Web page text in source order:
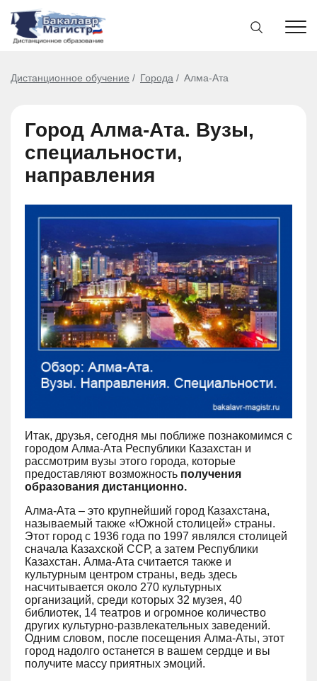
Дистанционное обучение Города Алма-Ата
Город Алма-Ата. Вузы,
специальности,
направления
Итак, друзья, сегодня мы поближе познакомимся с
городом Алма-Ата Республики Казахстан и
рассмотрим вузы этого города, которые
предоставляют возможность получения
образования дистанционно.
Алма-Ата – это крупнейший город Казахстана,
называемый также «Южной столицей» страны.
Этот город с 1936 года по 1997 являлся столицей
сначала Казахской ССР, а затем Республики
Казахстан. Алма-Ата считается также и
культурным центром страны, ведь здесь
насчитывается около 270 культурных
организаций, среди которых 32 музея, 40
библиотек, 14 театров и огромное количество
других культурно-развлекательных заведений.
Одним словом, после посещения Алма-Аты, этот
город надолго останется в вашем сердце и вы
получите массу приятных эмоций.